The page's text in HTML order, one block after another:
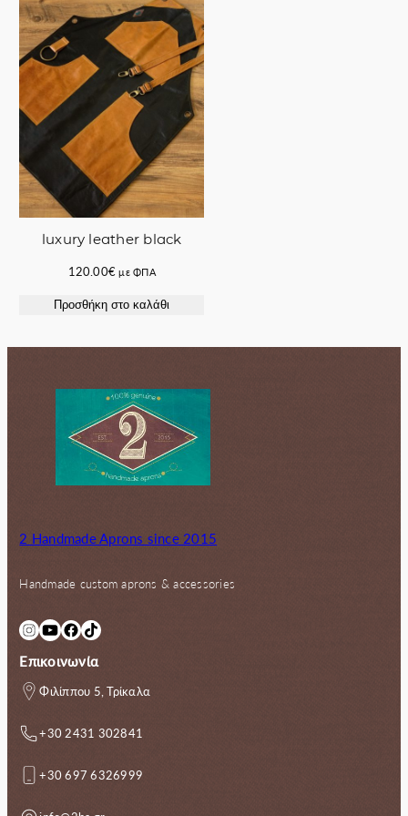
luxury leather black
120.00€ με ΦΠΑ
Προσθήκη στο καλάθι
2 Handmade Aprons since 2015
Handmade custom aprons & accessories
InstagramYouTube Facebook TikTok
Επικοινωνία
Φιλίππου 5, Τρίκαλα
+30 2431 302841
+30 697 6326999